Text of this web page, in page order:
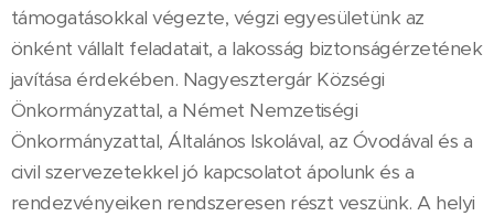
támogatásokkal végezte, végzi egyesületünk az
önként vállalt feladatait, a lakosság biztonságérzetének
javítása érdekében. Nagyesztergár Községi
Önkormányzattal, a Német Nemzetiségi
Önkormányzattal, Általános Iskolával, az Óvodával és a
civil szervezetekkel jó kapcsolatot ápolunk és a
rendezvényeiken rendszeresen részt veszünk. A helyi